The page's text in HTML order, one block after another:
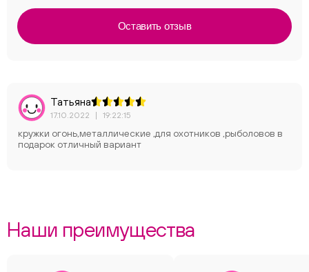
Оставить отзыв
Татьяна
17.10.2022 | 19:22:15
кружки огонь,металлические ,для охотников ,рыболовов в
подарок отличный вариант
Наши преимущества